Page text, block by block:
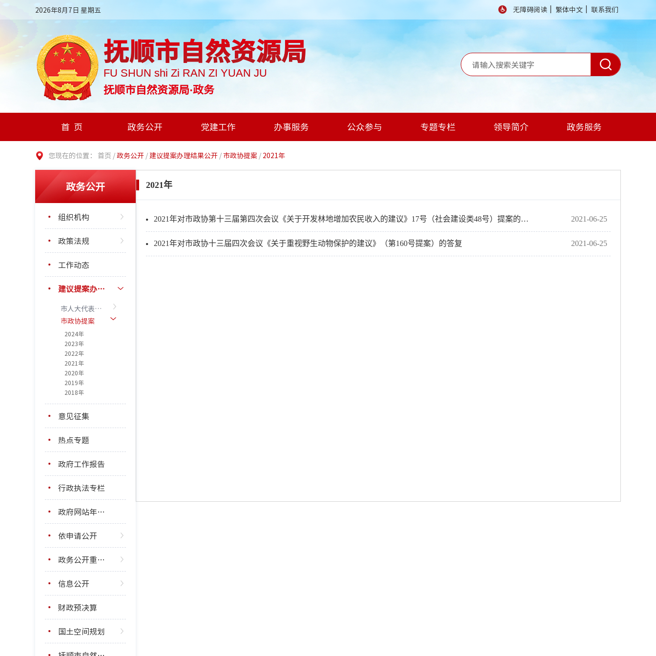
2026年8月7日 星期五 无障碍阅读 | 繁体中文 | 联系我们
抚顺市自然资源局
FU SHUN shi Zi RAN ZI YUAN JU
抚顺市自然资源局·政务
首页 政务公开 党建工作 办事服务 公众参与 专题专栏 领导简介 政务服务
您现在的位置： 首页 /政务公开 / 建议提案办理结果公开 / 市政协提案 / 2021年
政务公开
组织机构
政策法规
工作动态
建议提案办理结果公开
市人大代表建议
市政协提案
2024年
2023年
2022年
2021年
2020年
2019年
2018年
意见征集
热点专题
政府工作报告
行政执法专栏
政府网站年度报表
依申请公开
政务公开重点工作
信息公开
财政预决算
国土空间规划
2021年
2021年对市政协第十三届第四次会议《关于开发林地增加农民收入的建议》17号（社会建设类48号）提案的答复 2021-06-25
2021年对市政协十三届四次会议《关于重视野生动物保护的建议》（第160号提案）的答复 2021-06-25